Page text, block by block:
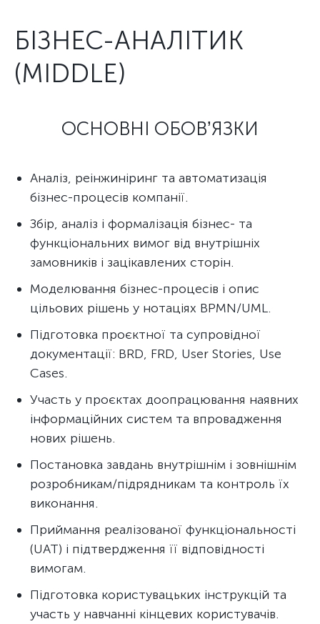
БІЗНЕС-АНАЛІТИК
(MIDDLE)
ОСНОВНІ ОБОВʼЯЗКИ
Аналіз, реінжиніринг та автоматизація
бізнес-процесів компанії.
Збір, аналіз і формалізація бізнес- та
функціональних вимог від внутрішніх
замовників і зацікавлених сторін.
Моделювання бізнес-процесів і опис
цільових рішень у нотаціях BPMN/UML.
Підготовка проєктної та супровідної
документації: BRD, FRD, User Stories, Use
Cases.
Участь у проєктах доопрацювання наявних
інформаційних систем та впровадження
нових рішень.
Постановка завдань внутрішнім і зовнішнім
розробникам/підрядникам та контроль їх
виконання.
Приймання реалізованої функціональності
(UAT) і підтвердження її відповідності
вимогам.
Підготовка користувацьких інструкцій та
участь у навчанні кінцевих користувачів.